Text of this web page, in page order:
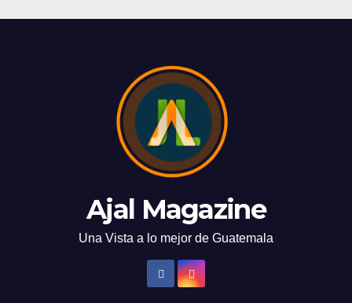
Ajal Magazine
Una Vista a lo mejor de Guatemala